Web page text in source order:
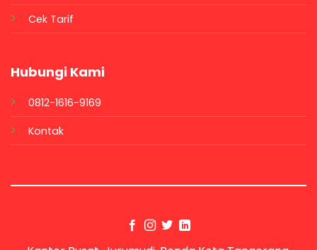
Cek Tarif
Hubungi Kami
0812-1616-9169
Kontak